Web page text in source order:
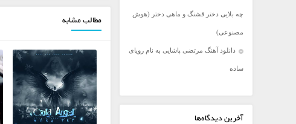
محسن ابراهیم زاده
محسن چاووشی
چه بلایی دختر قشنگ و ماهی دختر (هوش
مصنوعی)
دانلود آهنگ مرتضی پاشایی به نام رویای
ساده
آخرین دیدگاه‌ها
مطالب مشابه